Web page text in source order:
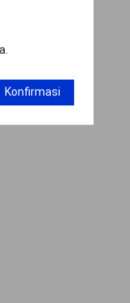
Konfirmasi